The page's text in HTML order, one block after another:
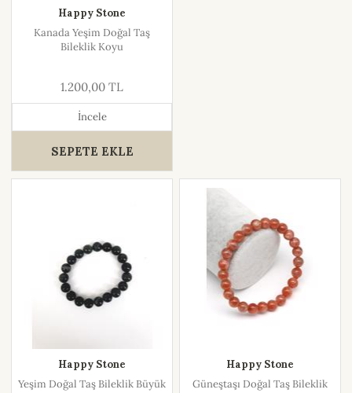
Happy Stone
Kanada Yeşim Doğal Taş
Bileklik Koyu
1.200,00 TL
İncele
SEPETE EKLE
Happy Stone
Yeşim Doğal Taş Bileklik Büyük
Happy Stone
Güneştaşı Doğal Taş Bileklik